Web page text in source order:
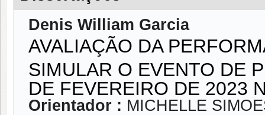
Denis William Garcia
AVALIAÇÃO DA
SIMULAR O EVENTO DE
DE FEVEREIRO DE 2023
Orientador : MICHELLE